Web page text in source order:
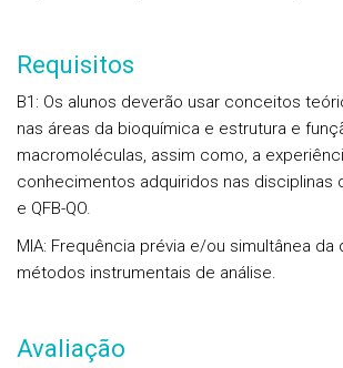
Requisitos
B1 : Os alunos deverão usar conceitos
nas áreas da bioquímica e estrutura e
macromoléculas, assim como, a
conhecimentos adquiridos nas disciplinas
e QFB-QO.
MIA: Frequência prévia e/ou simultânea da
métodos instrumentais de análise.
Avaliação